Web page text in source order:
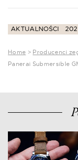
AKTUALNOŚCI
Home > Producenci
Panerai Submersible